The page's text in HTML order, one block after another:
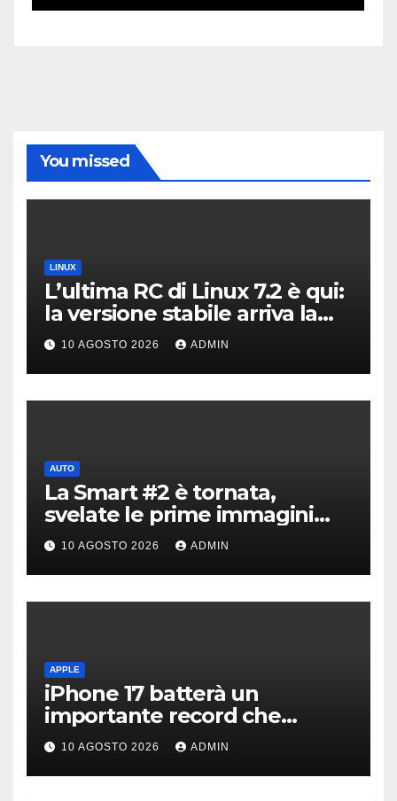
You missed
LINUX
L’ultima RC di Linux 7.2 è qui:
la versione stabile arriva la
prossima settimana
10 AGOSTO 2026 ADMIN
AUTO
La Smart #2 è tornata,
svelate le prime immagini
dell’erede della Fortwo
10 AGOSTO 2026 ADMIN
APPLE
iPhone 17 batterà un
importante record che
manca dai tempi del buon
vecchio iPhone 4
10 AGOSTO 2026 ADMIN